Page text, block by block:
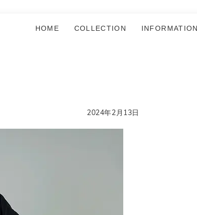
HOME COLLECTION INFORMATION
2024年2月13日